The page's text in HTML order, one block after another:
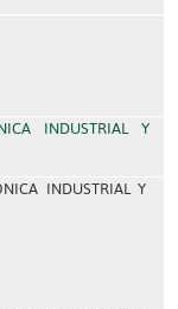
INDUSTRIAL Y
INDUSTRIAL Y